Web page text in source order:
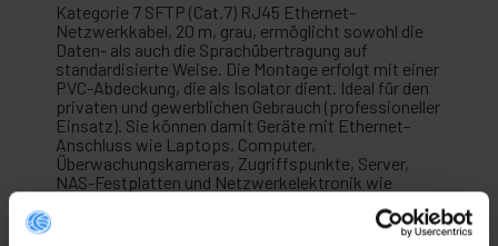
Kategorie 7 SFTP (Cat.7) RJ45 Ethernet-
Netzwerkkabel, 20 m, grau, ermöglicht sowohl die
Daten- als auch die Sprachübertragung auf
standardisierte Weise. Die Montage erfolgt mit einer
PVC-Abdeckung, die als Isolator dient. Ideal für den
privaten und gewerblichen Gebrauch (professioneller
Einsatz). Sie können damit Geräte mit Ethernet-
Anschluss wie Laptops, Computer,
Überwachungskameras, Zugriffspunkte, Server,
NAS-Festplatten und Netzwerkelektronik wie
(Power Over Ethernet), Rechenzentren und alle